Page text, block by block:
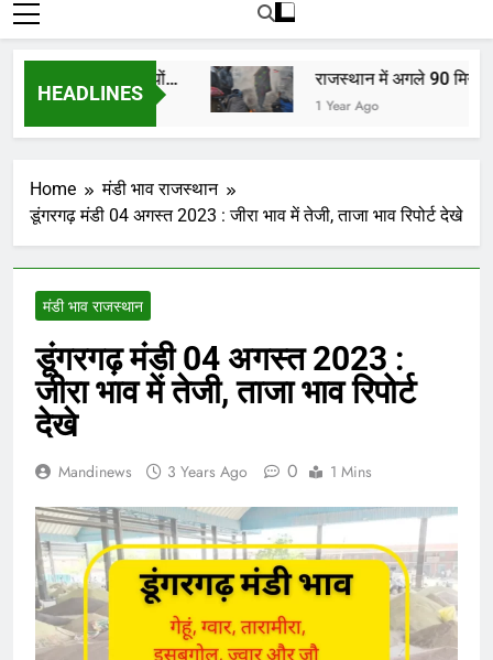
रोजाना हमारे पोर्टल Mandinews.org पर प्रदर्शित
की जाती है.
HEADLINES
राजस्थान में अगले 90 मिनट में
1 Year Ago
Home
मंडी भाव राजस्थान
डूंगरगढ़ मंडी 04 अगस्त 2023 : जीरा भाव में तेजी, ताजा भाव रिपोर्ट देखे
मंडी भाव राजस्थान
डूंगरगढ़ मंडी 04 अगस्त 2023 :
जीरा भाव में तेजी, ताजा भाव रिपोर्ट
देखे
Mandinews 3 Years Ago 0 1 Mins